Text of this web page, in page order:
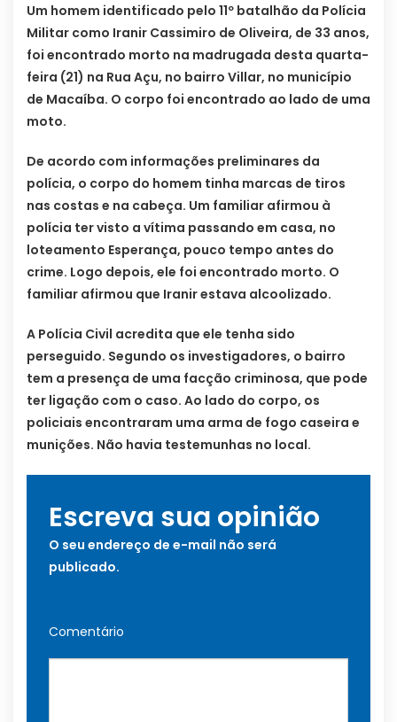
Um homem identificado pelo 11º batalhão da Polícia
Militar como Iranir Cassimiro de Oliveira, de 33 anos,
foi encontrado morto na madrugada desta quarta-
feira (21) na Rua Açu, no bairro Villar, no município
de Macaíba. O corpo foi encontrado ao lado de uma
moto.
De acordo com informações preliminares da
polícia, o corpo do homem tinha marcas de tiros
nas costas e na cabeça. Um familiar afirmou à
polícia ter visto a vítima passando em casa, no
loteamento Esperança, pouco tempo antes do
crime. Logo depois, ele foi encontrado morto. O
familiar afirmou que Iranir estava alcoolizado.
A Polícia Civil acredita que ele tenha sido
perseguido. Segundo os investigadores, o bairro
tem a presença de uma facção criminosa, que pode
ter ligação com o caso. Ao lado do corpo, os
policiais encontraram uma arma de fogo caseira e
munições. Não havia testemunhas no local.
Escreva sua opinião
O seu endereço de e-mail não será
publicado.
Comentário